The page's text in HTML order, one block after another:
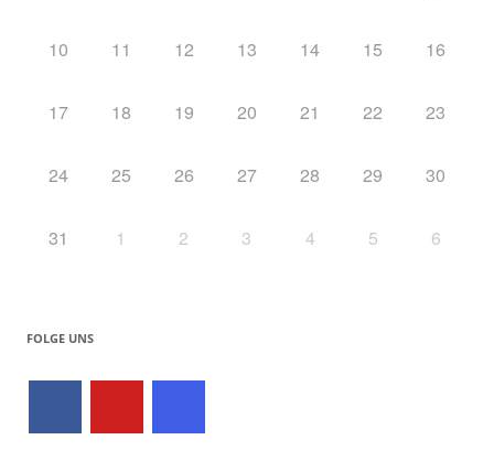
10 11 12 13 14 15 16
17 18 19 20 21 22 23
24 25 26 27 28 29 30
31 1 2 3 4 5 6
FOLGE UNS